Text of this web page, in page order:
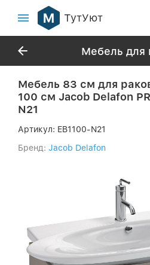
ТутУют
Мебель для
Мебель 83 см для
100 см Jacob Delafon
N21
Артикул: EB1100-N21
Бренд: Jacob Delafon